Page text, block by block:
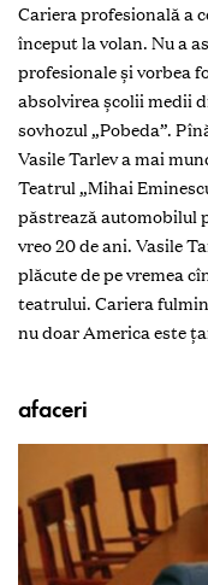
Cariera profesională a
început la volan. Nu a
profesionale şi vorbea
absolvirea şcolii medii
sovhozul „Pobeda”.
Vasile Tarlev a mai
Teatrul „Mihai
păstrează automobilul
vreo 20 de ani. Vasile
plăcute de pe vremea
teatrului. Cariera
nu doar America este
Chiril
afaceri